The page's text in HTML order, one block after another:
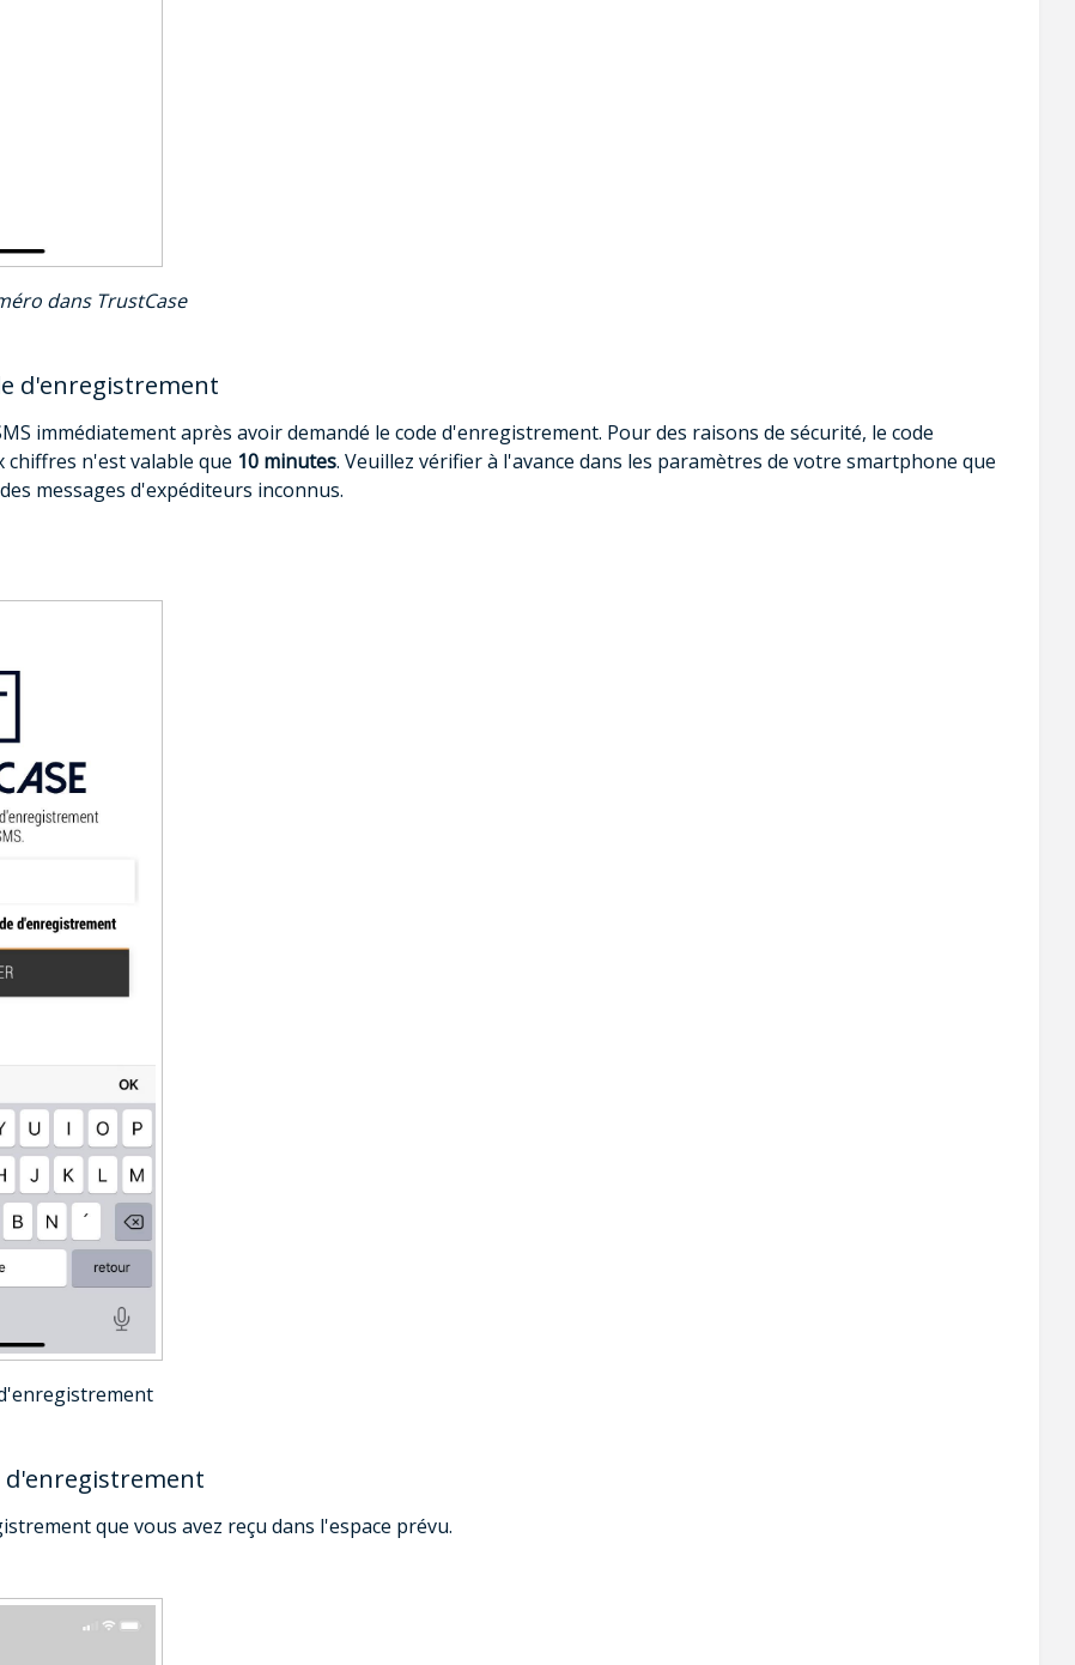
dans TrustCase
d'enregistrement
immédiatement après avoir demandé le code d'enregistrement. Pour des raisons de sécurité, le code
n'est valable que 10 minutes. Veuillez vérifier à l'avance dans les paramètres de votre smartphone que
messages d'expéditeurs inconnus.
d'enregistrement
que vous avez reçu dans l'espace prévu.